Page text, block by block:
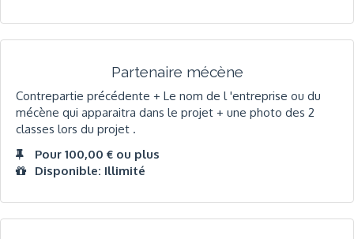
Partenaire mécène
Contrepartie précédente + Le nom de l 'entreprise ou du
mécène qui apparaitra dans le projet + une photo des 2
classes lors du projet .
Pour 100,00 € ou plus
Disponible: Illimité